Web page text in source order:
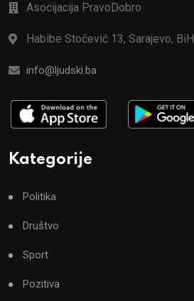
Asocijacija PravoDobro
Habibe Stočević 13, Sarajevo, BiH
info@ljudski.ba
Kategorije
Politika
Društvo
Sport
Pozitiva